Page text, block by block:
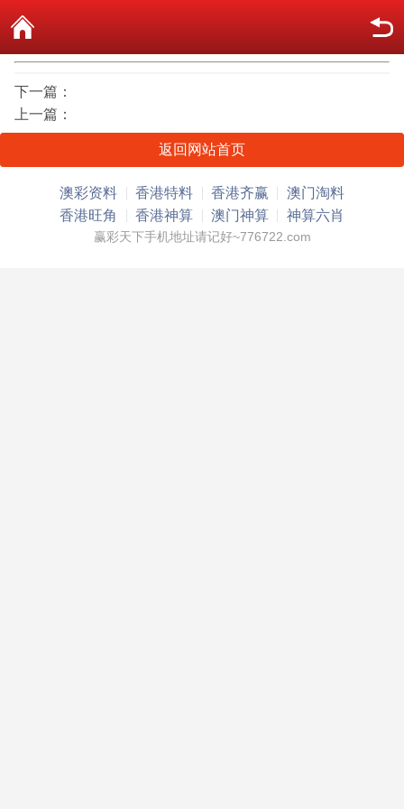
下一篇：
上一篇：
返回网站首页
澳彩资料 香港特料 香港齐赢
澳门淘料
香港旺角
香港神算 澳门神算 神算六肖
赢彩天下手机地址请记好~776722.com